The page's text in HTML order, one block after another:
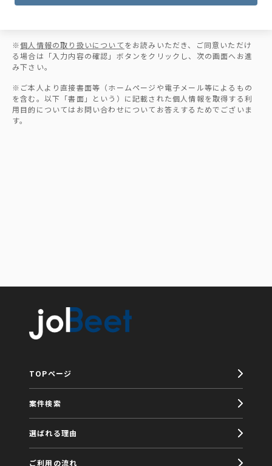
※個人情報の取り扱いについてをお読みいただき、ご同意いただけ
る場合は「入力内容の確認」ボタンをクリックし、次の画面へお進
み下さい。
※ご本人より直接書面等（ホームページや電子メール等によるもの
を含む。以下「書面」という）に記載された個人情報を取得する利
用目的についてはお問い合わせについてお答えするためでございま
す。
TOPページ
案件検索
選ばれる理由
ご利用の流れ